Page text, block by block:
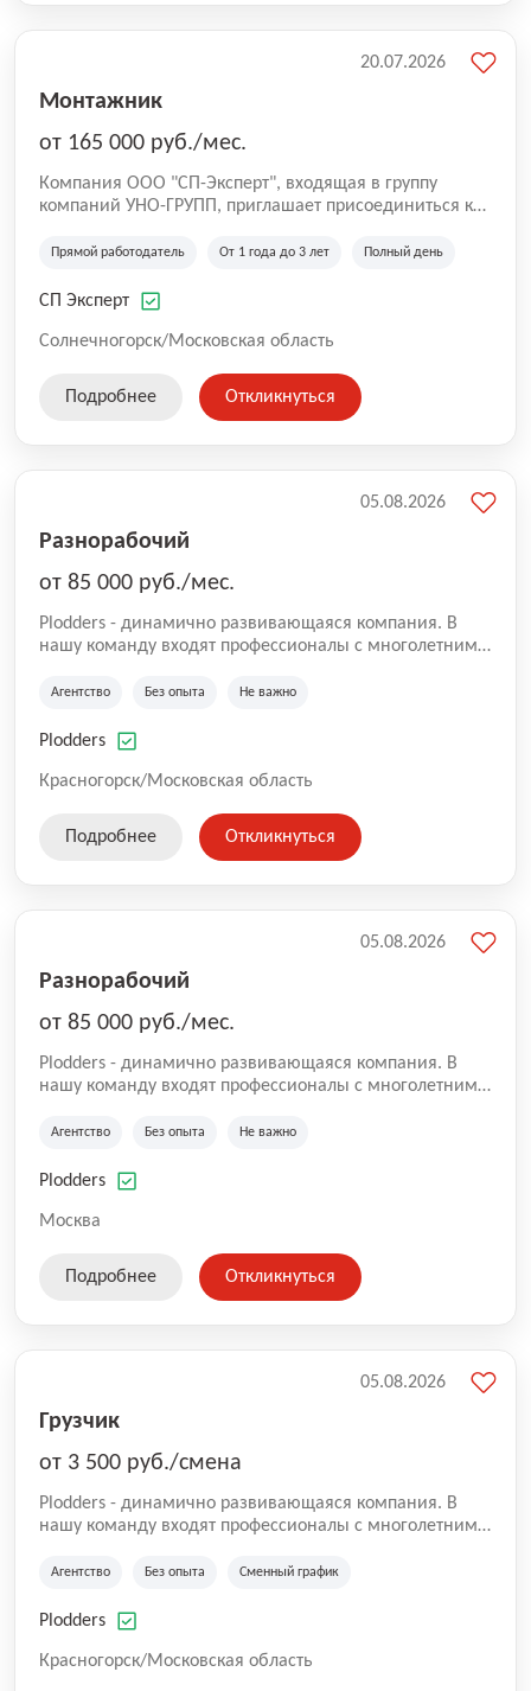
Монтажник
от 165 000 руб./мес.
Компания ООО "СП-Эксперт", входящая в группу
компаний УНО-ГРУПП, приглашает присоединиться к
работаем на рынке с 2005 года и оказываем комплекс
зданий из гибридных модульных блоков свободной
гибридно-модульного строительства.
Прямой работодатель От 1 года до 3 лет Полный день
СП Эксперт
Солнечногорск/Московская область
20.07.2026
Подробнее Откликнуться
Разнорабочий
от 85 000 руб./мес.
Plodders - динамично развивающаяся компания. В
нашу команду входят профессионалы с многолетним
на рынке аутсорсинга, а накопленный опыт позволяют
оказываемых услуг.
Агентство Без опыта Не важно
Plodders
Красногорск/Московская область
05.08.2026
Подробнее Откликнуться
Разнорабочий
от 85 000 руб./мес.
Plodders - динамично развивающаяся компания. В
нашу команду входят профессионалы с многолетним
на рынке аутсорсинга, а накопленный опыт позволяют
оказываемых услуг.
Агентство Без опыта Не важно
Plodders
Москва
05.08.2026
Подробнее Откликнуться
Грузчик
от 3 500 руб./смена
Plodders - динамично развивающаяся компания. В
нашу команду входят профессионалы с многолетним
на рынке аутсорсинга, а накопленный опыт позволяют
оказываемых услуг.
Агентство Без опыта Сменный график
Plodders
Красногорск/Московская область
05.08.2026